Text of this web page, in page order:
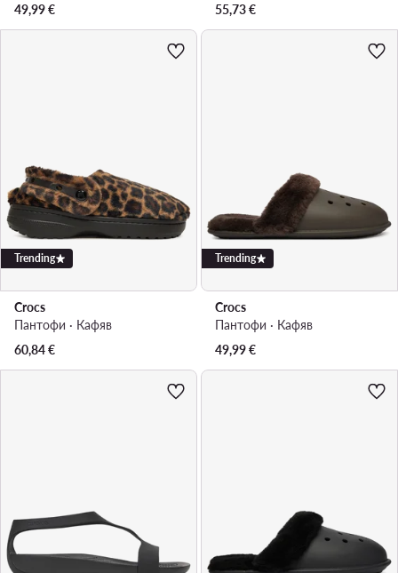
49,99€
55,73€
Trending
Crocs
Пантофи · Кафяв
60,84€
Trending
Crocs
Пантофи · Кафяв
49,99€